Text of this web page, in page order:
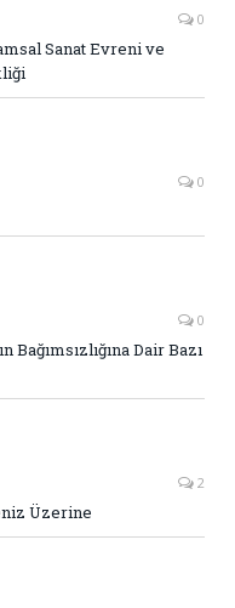
0
Sanat Evreni ve
0
0
Bağımsızlığına Dair Bazı
2
Üzerine